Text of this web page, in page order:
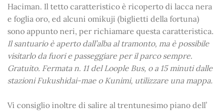
Haciman. Il tetto caratteristico è ricoperto di lacca nera
e foglia oro, ed alcuni omikuji (biglietti della fortuna)
sono appunto neri, per richiamare questa caratteristica.
Il santuario è aperto dall’alba al tramonto, ma è possibile
visitarlo da fuori e passeggiare per il parco sempre.
Gratuito. Fermata n. 11 del Loople Bus, o a 15 minuti dalle
stazioni Fukushidai-mae o Kunimi, utilizzare una mappa.
Vi consiglio inoltre di salire al trentunesimo piano dell’